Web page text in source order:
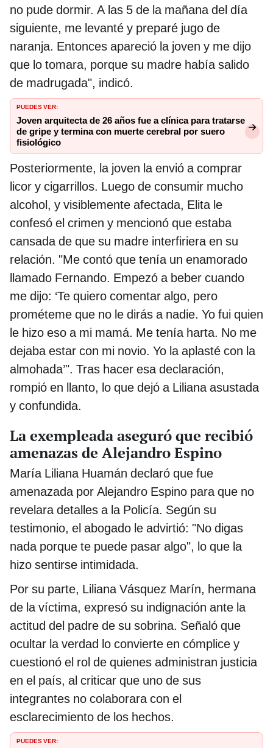
no pude dormir. A las 5 de la mañana del día
siguiente, me levanté y preparé jugo de
naranja. Entonces apareció la joven y me dijo
que lo tomara, porque su madre había salido
de madrugada", indicó.
PUEDES VER:
Joven arquitecta de 26 años fue a clínica para tratarse
de gripe y termina con muerte cerebral por suero
fisiológico
Posteriormente, la joven la envió a comprar
licor y cigarrillos. Luego de consumir mucho
alcohol, y visiblemente afectada, Elita le
confesó el crimen y mencionó que estaba
cansada de que su madre interfiriera en su
relación. "Me contó que tenía un enamorado
llamado Fernando. Empezó a beber cuando
me dijo: ‘Te quiero comentar algo, pero
prométeme que no le dirás a nadie. Yo fui quien
le hizo eso a mi mamá. Me tenía harta. No me
dejaba estar con mi novio. Yo la aplasté con la
almohada’". Tras hacer esa declaración,
rompió en llanto, lo que dejó a Liliana asustada
y confundida.
La exempleada aseguró que recibió
amenazas de Alejandro Espino
María Liliana Huamán declaró que fue
amenazada por Alejandro Espino para que no
revelara detalles a la Policía. Según su
testimonio, el abogado le advirtió: "No digas
nada porque te puede pasar algo", lo que la
hizo sentirse intimidada.
Por su parte, Liliana Vásquez Marín, hermana
de la víctima, expresó su indignación ante la
actitud del padre de su sobrina. Señaló que
ocultar la verdad lo convierte en cómplice y
cuestionó el rol de quienes administran justicia
en el país, al criticar que uno de sus
integrantes no colaborara con el
esclarecimiento de los hechos.
PUEDES VER: